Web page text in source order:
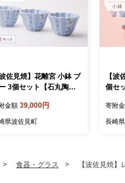
波佐見焼】花離宮 小鉢 ブ
3個セット【石丸陶
金額 39,000円
県波佐見町
【波
個セ
寄附
長崎
食器・グラス 【波佐見焼